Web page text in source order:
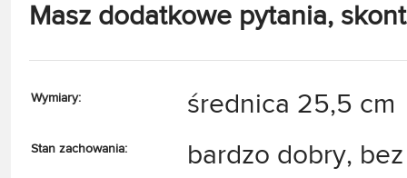
Masz dodatkowe pytania,
Wymiary: średnica 25,5 cm
Stan zachowania: bardzo dobry,